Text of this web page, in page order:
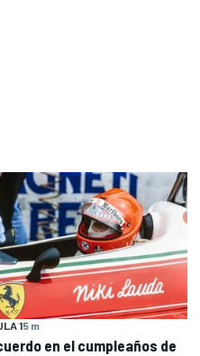
15 m
en el cumpleaños de